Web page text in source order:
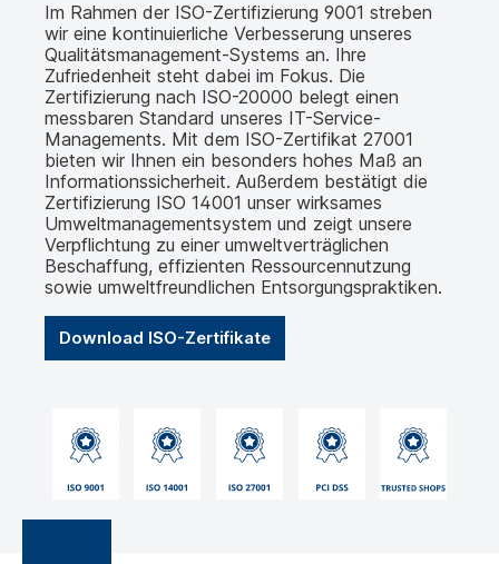
Im Rahmen der ISO-Zertifizierung 9001 streben
wir eine kontinuierliche Verbesserung unseres
Qualitätsmanagement-Systems an. Ihre
Zufriedenheit steht dabei im Fokus. Die
Zertifizierung nach ISO-20000 belegt einen
messbaren Standard unseres IT-Service-
Managements. Mit dem ISO-Zertifikat 27001
bieten wir Ihnen ein besonders hohes Maß an
Informationssicherheit. Außerdem bestätigt die
Zertifizierung ISO 14001 unser wirksames
Umweltmanagementsystem und zeigt unsere
Verpflichtung zu einer umweltverträglichen
Beschaffung, effizienten Ressourcennutzung
sowie umweltfreundlichen Entsorgungspraktiken.
Download ISO-Zertifikate